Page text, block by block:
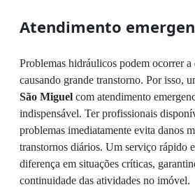
Atendimento
Problemas hidráulicos podem ocorrer
causando grande transtorno. Por isso,
São Miguel com atendimento
indispensável. Ter profissionais
problemas imediatamente evita danos
transtornos diários. Um serviço rápido
diferença em situações críticas,
continuidade das atividades no imóvel.